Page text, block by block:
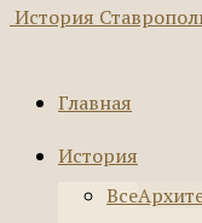
История
Главная
История
Все